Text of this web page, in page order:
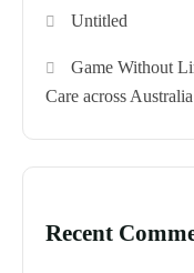
Untitled
Game Without
Care across
Recent